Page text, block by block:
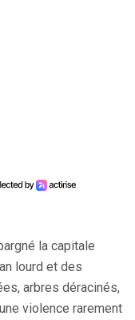
la capitale
lourd et des
arbres déracinés,
violence rarement